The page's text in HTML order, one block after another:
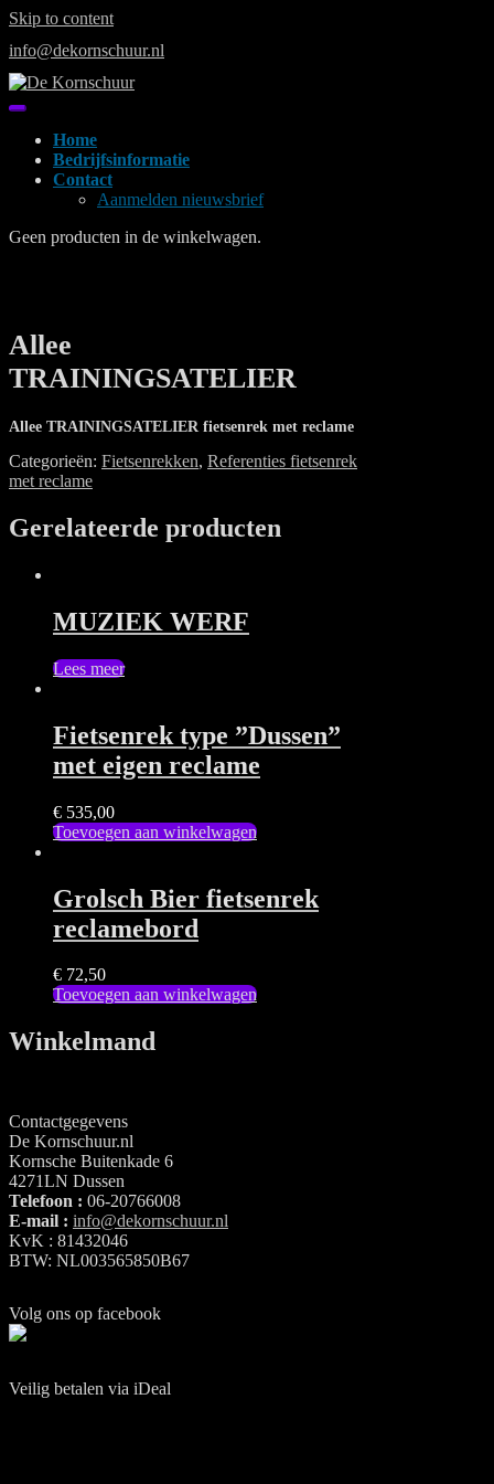
Skip to content
info@dekornschuur.nl
Home
Bedrijfsinformatie
Contact
Aanmelden nieuwsbrief
Geen producten in de winkelwagen.
Allee
TRAININGSATELIER
Allee TRAININGSATELIER fietsenrek met reclame
Categorieën: Fietsenrekken, Referenties fietsenrek
met reclame
Gerelateerde producten
MUZIEK WERF
Lees meer
Fietsenrek type ”Dussen”
met eigen reclame
€ 535,00
Toevoegen aan winkelwagen
Grolsch Bier fietsenrek
reclamebord
€ 72,50
Toevoegen aan winkelwagen
Winkelmand
Contactgegevens
De Kornschuur.nl
Kornsche Buitenkade 6
4271LN Dussen
Telefoon : 06-20766008
E-mail : info@dekornschuur.nl
KvK : 81432046
BTW: NL003565850B67
Volg ons op facebook
Veilig betalen via iDeal